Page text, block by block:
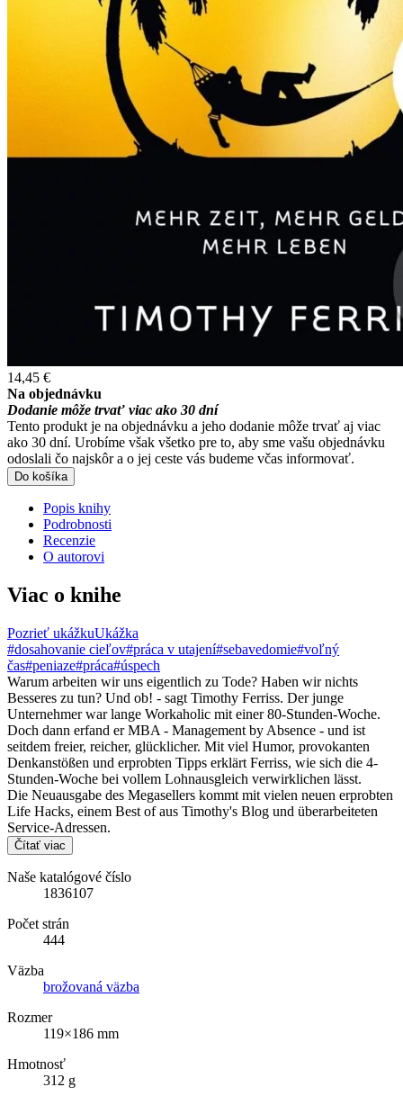
14,45 €
Na objednávku
Dodanie môže trvať viac ako 30 dní
Tento produkt je na objednávku a jeho dodanie môže trvať aj viac
ako 30 dní. Urobíme však všetko pre to, aby sme vašu objednávku
odoslali čo najskôr a o jej ceste vás budeme včas informovať.
Do košíka
Popis knihy
Podrobnosti
Recenzie
O autorovi
Viac o knihe
Pozrieť ukážkuUkážka
#dosahovanie cieľov#práca v utajení#sebavedomie#voľný
čas#peniaze#práca#úspech
Warum arbeiten wir uns eigentlich zu Tode? Haben wir nichts
Besseres zu tun? Und ob! - sagt Timothy Ferriss. Der junge
Unternehmer war lange Workaholic mit einer 80-Stunden-Woche.
Doch dann erfand er MBA - Management by Absence - und ist
seitdem freier, reicher, glücklicher. Mit viel Humor, provokanten
Denkanstößen und erprobten Tipps erklärt Ferriss, wie sich die 4-
Stunden-Woche bei vollem Lohnausgleich verwirklichen lässt.
Die Neuausgabe des Megasellers kommt mit vielen neuen erprobten
Life Hacks, einem Best of aus Timothy's Blog und überarbeiteten
Service-Adressen.
Čítať viac
Naše katalógové číslo
1836107
Počet strán
444
Väzba
brožovaná väzba
Rozmer
119×186 mm
Hmotnosť
312 g